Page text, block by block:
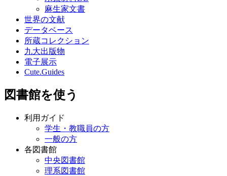
麻生家文書
世界の文献
データベース
所蔵コレクション
九大出版物
電子展示
Cute.Guides
図書館を使う
利用ガイド
学生・教職員の方
一般の方
各図書館
中央図書館
理系図書館